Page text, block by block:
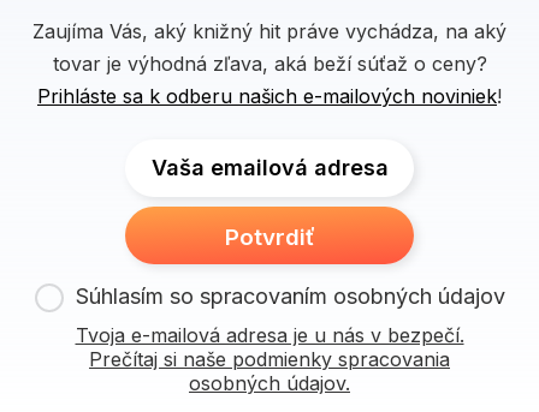
Zaujíma Vás, aký knižný hit práve vychádza, na aký
tovar je výhodná zľava, aká beží súťaž o ceny?
Prihláste sa k odberu našich e-mailových noviniek!
Vaša emailová adresa
Potvrdiť
Súhlasím so spracovaním osobných údajov
Tvoja e-mailová adresa je u nás v bezpečí.
Prečítaj si naše podmienky spracovania
osobných údajov.